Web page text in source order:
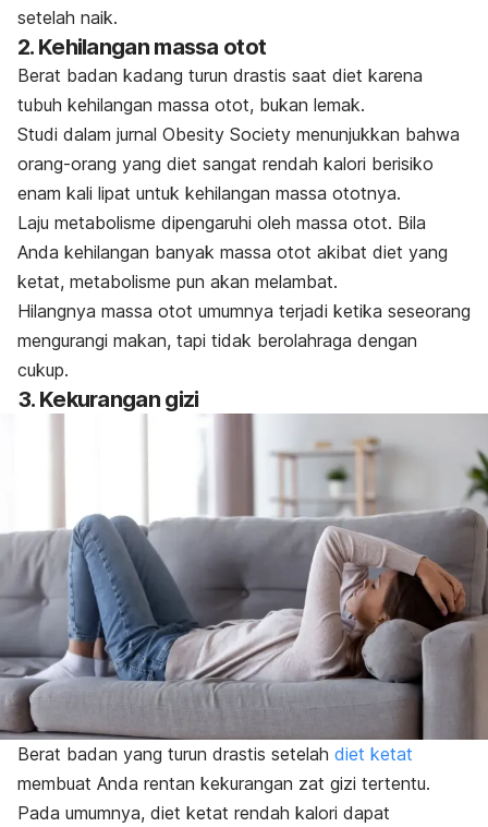
setelah naik.
2. Kehilangan massa otot
Berat badan kadang turun drastis saat diet karena
tubuh kehilangan massa otot, bukan lemak.
Studi dalam jurnal Obesity Society menunjukkan bahwa
orang-orang yang diet sangat rendah kalori berisiko
enam kali lipat untuk kehilangan massa ototnya.
Laju metabolisme dipengaruhi oleh massa otot. Bila
Anda kehilangan banyak massa otot akibat diet yang
ketat, metabolisme pun akan melambat.
Hilangnya massa otot umumnya terjadi ketika seseorang
mengurangi makan, tapi tidak berolahraga dengan
cukup.
3. Kekurangan gizi
Berat badan yang turun drastis setelah diet ketat
membuat Anda rentan kekurangan zat gizi tertentu.
Pada umumnya, diet ketat rendah kalori dapat